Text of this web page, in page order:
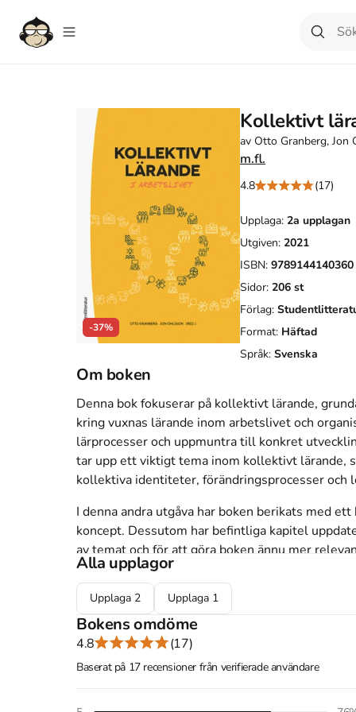
-37%
Kollektivt
av Otto Granberg, Jon
m.fl.
4.8 (17)
Upplaga: 2a upplagan
Utgiven: 2021
ISBN: 9789144140360
Sidor: 206 st
Förlag:
Format: Häftad
Språk: Svenska
Om boken
Denna bok fokuserar på kollektivt lärande,
kring vuxnas lärande inom arbetslivet och
lärprocesser och uppmuntra till konkret
tar upp ett viktigt tema inom kollektivt lärande,
kollektiva identiteter, förändringsprocesser
I denna andra utgåva har boken berikats med
koncept. Dessutom har befintliga kapitel
av temat och för att göra boken ännu mer
Boken är särskilt lämpad för studenter vid
lärande, personal- och organisationsutveckling.
verksamhetsområden kan dra nytta av dess
organisationer.
Åtkomstkoder och digitalt tilläggsmaterial
Alla upplagor
Upplaga 2 Upplaga 1
Bokens omdöme
4.8 (17)
Baserat på 17 recensioner från verifierade användare